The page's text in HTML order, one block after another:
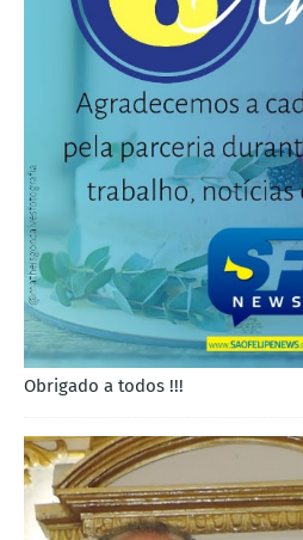
Obrigado a todos !!!